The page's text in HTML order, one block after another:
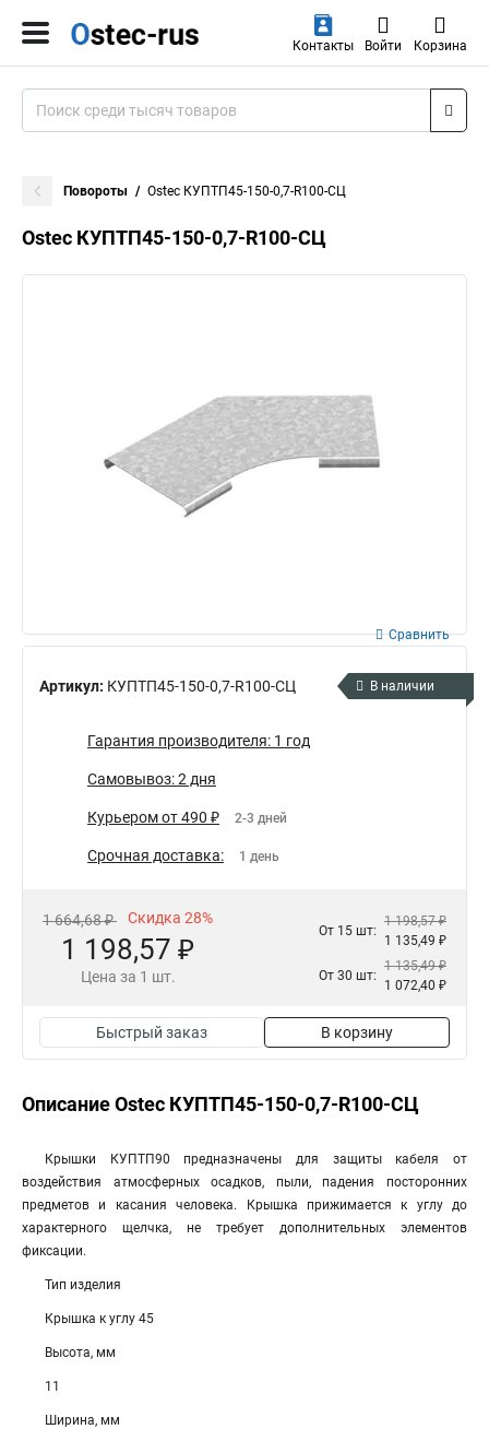
Контакты Войти Корзина
Повороты Ostec КУПТП45-150-0,7-R100-СЦ
Ostec КУПТП45-150-0,7-R100-СЦ
Артикул: КУПТП45-150-0,7-R100-СЦ
Сравнить
В наличии
Гарантия производителя: 1 год
Самовывоз: 2 дня
Курьером от 490 ₽ 2-3 дней
Срочная доставка: 1 день
1 664,68 ₽ Скидка 28%
1 198,57 ₽
Цена за 1 шт.
От 15 шт:
1 198,57 ₽
1 135,49 ₽
От 30 шт:
1 135,49 ₽
1 072,40 ₽
Быстрый заказ В корзину
Описание Ostec КУПТП45-150-0,7-R100-СЦ
Крышки КУПТП90 предназначены для защиты кабеля от
воздействия атмосферных осадков, пыли, падения посторонних
предметов и касания человека. Крышка прижимается к углу до
характерного щелчка, не требует дополнительных элементов
фиксации.
Тип изделия
Крышка к углу 45
Высота, мм
11
Ширина, мм